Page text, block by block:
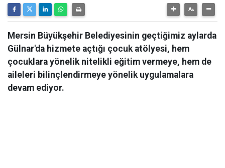
Mersin Büyükşehir Belediyesinin geçtiğimiz aylarda
Gülnar'da hizmete açtığı çocuk atölyesi, hem
çocuklara yönelik nitelikli eğitim vermeye, hem de
aileleri bilinçlendirmeye yönelik uygulamalara
devam ediyor.